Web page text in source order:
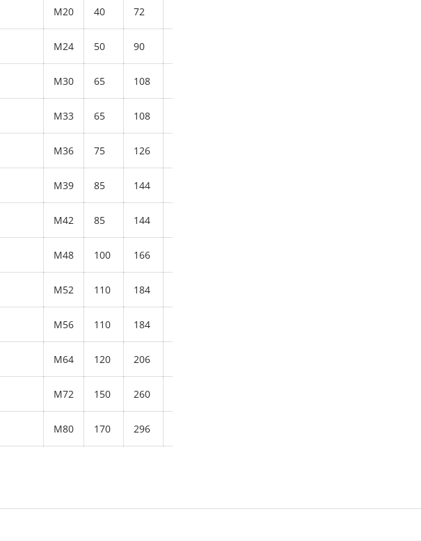
M20 40 72
M24 50 90
M30 65 108
M33 65 108
M36 75 126
M39 85 144
M42 85 144
M48 100 166
M52 110 184
M56 110 184
M64 120 206
M72 150 260
M80 170 296